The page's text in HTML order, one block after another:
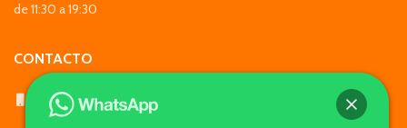
de 11:30 a 19:30
CONTACTO
WhatsApp: +569 7564 4676